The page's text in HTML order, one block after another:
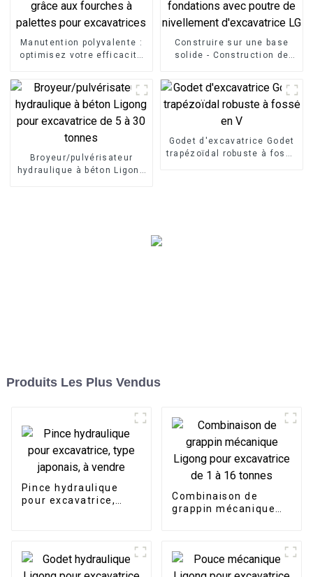
Manutention polyvalente :
optimisez votre efficacité
palettes pour excavatrices
Construire sur une base
solide - Construction de
nivellement d'excavatrice
LG
Broyeur/pulvérisateur
hydraulique à béton Ligong
Godet d'excavatrice Godet
trapézoïdal robuste à fossé
Produits Les Plus Vendus
Pince hydraulique
pour excavatrice,
Combinaison de
grappin mécanique